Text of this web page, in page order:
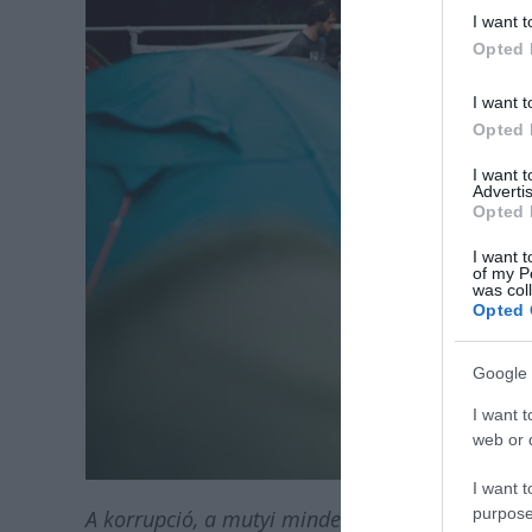
I want
Opted
I want
Opted
I want
Opted
I want
of my
was
Opted
Google
I want
web or
I want
A korrupció, a mutyi mindenki szerint gáz,